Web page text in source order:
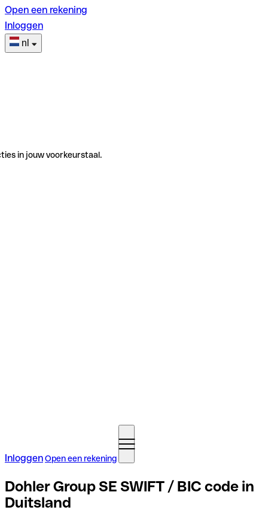
Open een rekening
Inloggen
nl
in jouw voorkeurstaal.
InloggenOpen een rekening
Dohler Group SE SWIFT / BIC code in
Duitsland